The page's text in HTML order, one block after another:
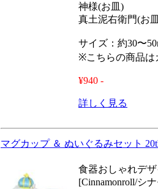
神様(お皿)
真土泥右衛門(お
サイズ：約30〜
※こちらの商品は
¥940 -
詳しく見る
マグカップ ＆ ぬいぐるみセット
食器おしゃれデ
[Cinnamonroll/シ